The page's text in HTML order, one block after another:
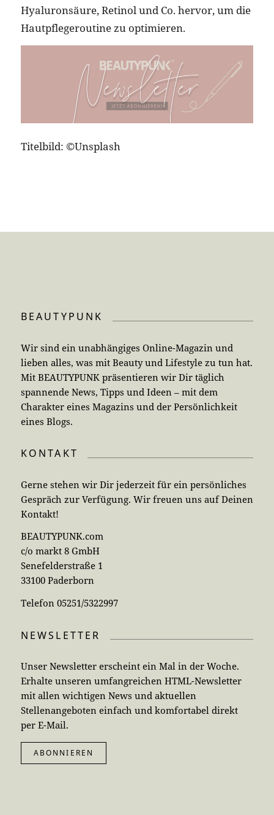
Hyaluronsäure, Retinol und Co. hervor, um die
Hautpflegeroutine zu optimieren.
Titelbild: ©Unsplash
BEAUTYPUNK
Wir sind ein unabhängiges Online-Magazin und
lieben alles, was mit Beauty und Lifestyle zu tun hat.
Mit BEAUTYPUNK präsentieren wir Dir täglich
spannende News, Tipps und Ideen – mit dem
Charakter eines Magazins und der Persönlichkeit
eines Blogs.
KONTAKT
Gerne stehen wir Dir jederzeit für ein persönliches
Gespräch zur Verfügung. Wir freuen uns auf Deinen
Kontakt!
BEAUTYPUNK.com
c/o markt 8 GmbH
Senefelderstraße 1
33100 Paderborn
Telefon 05251/5322997
NEWSLETTER
Unser Newsletter erscheint ein Mal in der Woche.
Erhalte unseren umfangreichen HTML-Newsletter
mit allen wichtigen News und aktuellen
Stellenangeboten einfach und komfortabel direkt
per E-Mail.
ABONNIEREN